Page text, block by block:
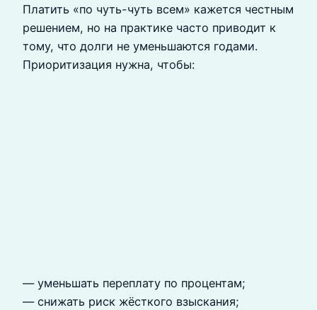
Платить «по чуть-чуть всем» кажется честным
решением, но на практике часто приводит к
тому, что долги не уменьшаются годами.
Приоритизация нужна, чтобы:
— уменьшать переплату по процентам;
— снижать риск жёсткого взыскания;